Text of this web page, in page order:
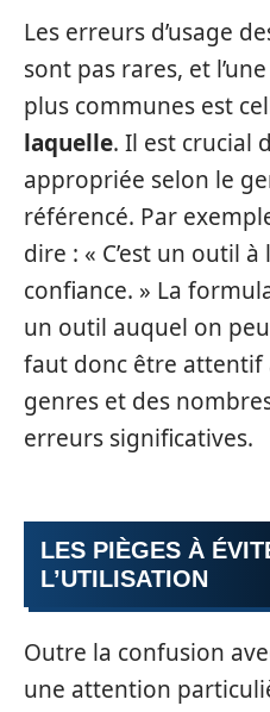
Les erreurs d’usage
sont pas rares, et
plus communes est
laquelle. Il est crucial
appropriée selon le
référencé. Par
dire : « C’est un outil
confiance. » La
un outil auquel on
faut donc être attentif
genres et des
erreurs significatives.
LES PIÈGES À
L’UTILISATION
Outre la confusion
une attention